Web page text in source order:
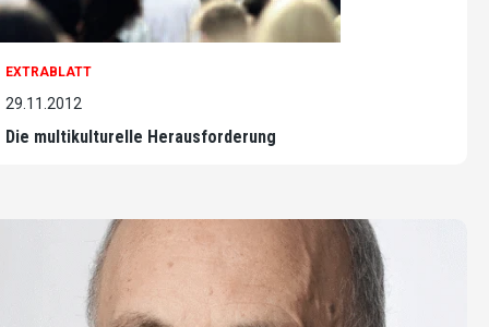
EXTRABLATT
29.11.2012
Die multikulturelle Herausforderung